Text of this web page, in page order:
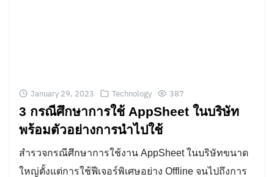
January 29, 2023 Technology 387
3 กรณีศึกษาการใช้ AppSheet ในบริษัท
พร้อมตัวอย่างการนำไปใช้
สำรวจกรณีศึกษาการใช้งาน AppSheet ในบริษัทขนาด
ใหญ่ตั้งแต่การใช้ฟีเจอร์พิเศษอย่าง Offline จนไปถึงการ